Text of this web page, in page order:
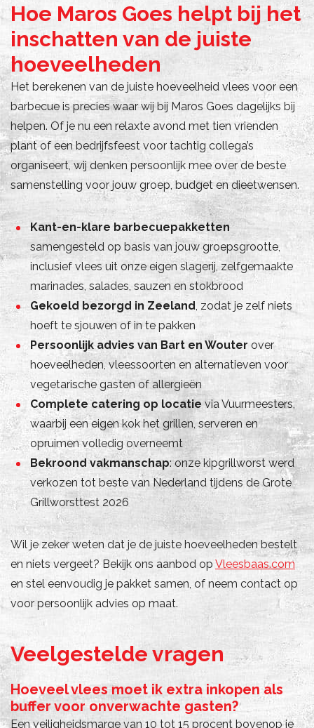
Hoe Maros Goes helpt bij het
inschatten van de juiste
hoeveelheden
Het berekenen van de juiste hoeveelheid vlees voor een
barbecue is precies waar wij bij Maros Goes dagelijks bij
helpen. Of je nu een relaxte avond met tien vrienden
plant of een bedrijfsfeest voor tachtig collega’s
organiseert, wij denken persoonlijk mee over de beste
samenstelling voor jouw groep, budget en dieetwensen.
Kant-en-klare barbecuepakketten
samengesteld op basis van jouw groepsgrootte,
inclusief vlees uit onze eigen slagerij, zelfgemaakte
marinades, salades, sauzen en stokbrood
Gekoeld bezorgd in Zeeland, zodat je zelf niets
hoeft te sjouwen of in te pakken
Persoonlijk advies van Bart en Wouter over
hoeveelheden, vleessoorten en alternatieven voor
vegetarische gasten of allergieën
Complete catering op locatievia Vuurmeesters,
waarbij een eigen kok het grillen, serveren en
opruimen volledig overneemt
Bekroond vakmanschap: onze kipgrillworst werd
verkozen tot beste van Nederland tijdens de Grote
Grillworsttest 2026
Wil je zeker weten dat je de juiste hoeveelheden bestelt
en niets vergeet? Bekijk ons aanbod op Vleesbaas.com
en stel eenvoudig je pakket samen, of neem contact op
voor persoonlijk advies op maat.
Veelgestelde vragen
Hoeveel vlees moet ik extra inkopen als
buffer voor onverwachte gasten?
Een veiligheidsmarge van 10 tot 15 procent bovenop je